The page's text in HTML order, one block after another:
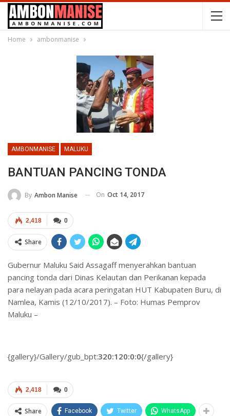
Home ambonmanise
AMBONMANISE MALUKU
BANTUAN PANCING TONDA
By Ambon Manise On Oct 14, 2017
0
2,418
Share
Gubernur Maluku Said Assagaff menyerahkan bantuan
pancing tonda dari Dinas Kelautan dan Perikanan kepada
para nelayan pada acara peringatan HUT Kabupaten Buru, di
Namlea, Kamis (12/10/2017). – Foto: Humas Pemprov
Maluku –
{gallery}/Gallery/gub_bpt:320:120:0:0{/gallery}
0
2,418
Share Facebook Twitter WhatsApp